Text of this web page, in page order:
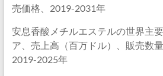
売価格、2019-2031年
安息香酸メチルエステルの世界主
ア、売上高（百万ドル）、販売数
2019-2025年